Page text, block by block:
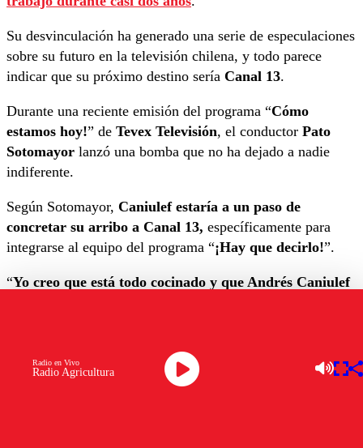
Su desvinculación ha generado una serie de especulaciones
sobre su futuro en la televisión chilena, y todo parece
indicar que su próximo destino sería Canal 13.
Durante una reciente emisión del programa “Cómo
estamos hoy!” de Tevex Televisión, el conductor Pato
Sotomayor lanzó una bomba que no ha dejado a nadie
indiferente.
Según Sotomayor, Caniulef estaría a un paso de
concretar su arribo a Canal 13, específicamente para
integrarse al equipo del programa “¡Hay que decirlo!”.
“Yo creo que está todo cocinado y que Andrés Caniulef
La posible incorporación de Caniulef al canal se vería
facilitada por su cercana relación con
Pamela Díaz y otros
Radio Agricultura
Radio en Vivo